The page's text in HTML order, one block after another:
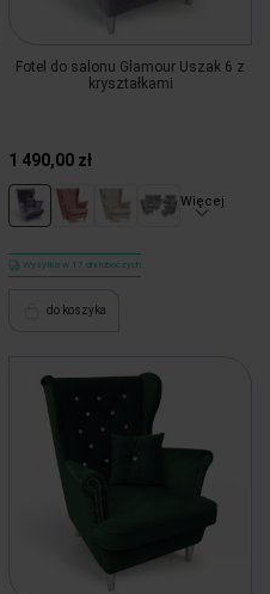
Fotel do salonu Glamour Uszak 6 z
kryształkami
1 490,00 zł
Więcej
Wysyłka w 17 dni roboczych
do koszyka